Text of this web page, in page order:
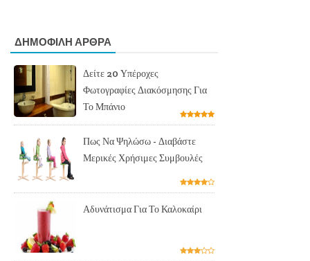
ΔΗΜΟΦΙΛΗ ΑΡΘΡΑ
Δείτε 20 Υπέροχες
Φωτογραφίες Διακόσμησης Για
Το Μπάνιο
Πως Να Ψηλώσω - Διαβάστε
Μερικές Χρήσιμες Συμβουλές
Αδυνάτισμα Για Το Καλοκαίρι